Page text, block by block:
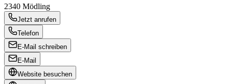
2340 Mödling
Jetzt anrufen
Telefon
E-Mail schreiben
E-Mail
Website besuchen